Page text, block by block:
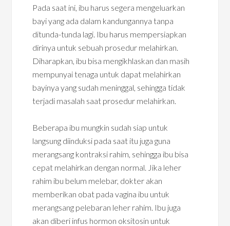
Pada saat ini, ibu harus segera mengeluarkan
bayi yang ada dalam kandungannya tanpa
ditunda-tunda lagi. Ibu harus mempersiapkan
dirinya untuk sebuah prosedur melahirkan.
Diharapkan, ibu bisa mengikhlaskan dan masih
mempunyai tenaga untuk dapat melahirkan
bayinya yang sudah meninggal, sehingga tidak
terjadi masalah saat prosedur melahirkan.
Beberapa ibu mungkin sudah siap untuk
langsung diinduksi pada saat itu juga guna
merangsang kontraksi rahim, sehingga ibu bisa
cepat melahirkan dengan normal. Jika leher
rahim ibu belum melebar, dokter akan
memberikan obat pada vagina ibu untuk
merangsang pelebaran leher rahim. Ibu juga
akan diberi infus hormon oksitosin untuk